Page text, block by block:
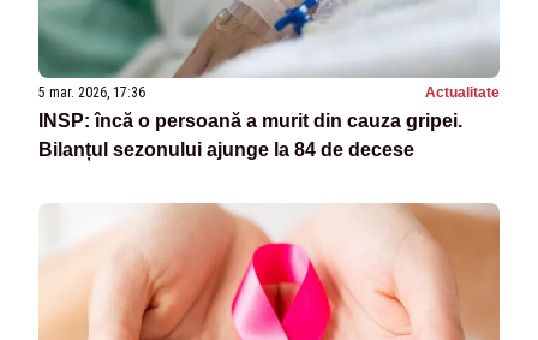
5 mar. 2026, 17:36 Actualitate
INSP: încă o persoană a murit din cauza gripei.
Bilanțul sezonului ajunge la 84 de decese